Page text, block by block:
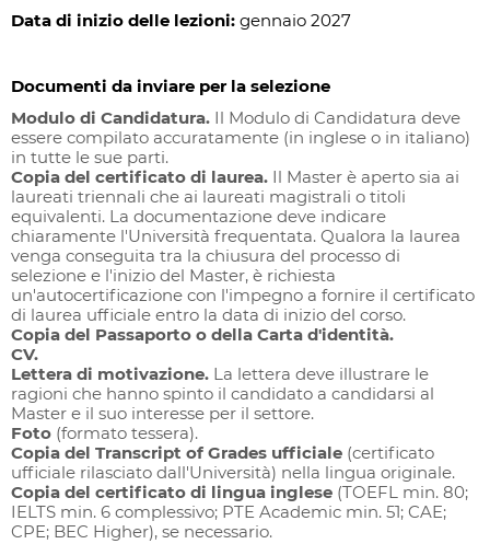
Data di inizio delle lezioni: gennaio 2027
Documenti da inviare per la selezione
Modulo di Candidatura. Il Modulo di Candidatura deve
essere compilato accuratamente (in inglese o in italiano)
in tutte le sue parti.
Copia del certificato di laurea. Il Master è aperto sia ai
laureati triennali che ai laureati magistrali o titoli
equivalenti. La documentazione deve indicare
chiaramente l'Università frequentata. Qualora la laurea
venga conseguita tra la chiusura del processo di
selezione e l'inizio del Master, è richiesta
un'autocertificazione con l'impegno a fornire il certificato
di laurea ufficiale entro la data di inizio del corso.
Copia del Passaporto o della Carta d'identità.
CV.
Lettera di motivazione. La lettera deve illustrare le
ragioni che hanno spinto il candidato a candidarsi al
Master e il suo interesse per il settore.
Foto (formato tessera).
Copia del Transcript of Grades ufficiale (certificato
ufficiale rilasciato dall'Università) nella lingua originale.
Copia del certificato di lingua inglese (TOEFL min. 80;
IELTS min. 6 complessivo; PTE Academic min. 51; CAE;
CPE; BEC Higher), se necessario.